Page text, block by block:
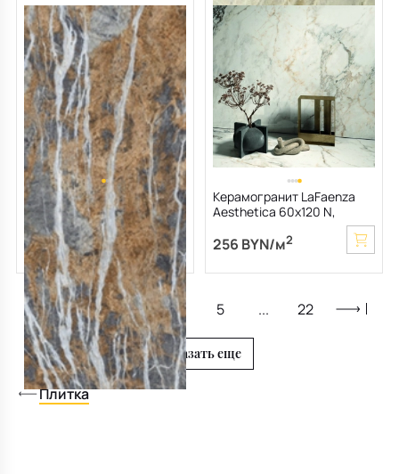
Керамогранит Imola The
room 60х120 N, Blue Jeans,
6,5 мм
123.60 BYN/м2
206 BYN/м2
Керамогранит LaFaenza
Aesthetica 60х120 N,
256 BYN/м2
1 2 3 4 5 ... 22
Показать еще
Плитка